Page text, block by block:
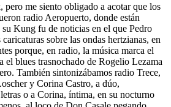
pero me siento obligado a acotar que los
radio Aeropuerto, donde están
su Kung fu de noticias en el que Pedro
sobre las ondas hertzianas, en
porque, en radio, la música marca el
el blues trasnochado de Rogelio Lezama
También sintonizábamos radio Trece,
y Corina Castro, a dúo,
o a Corina, íntima, en su nocturno